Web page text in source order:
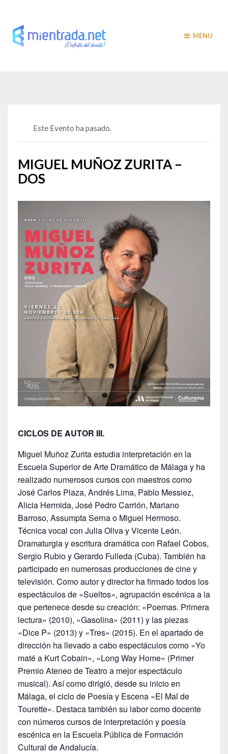
MENU
Este Evento ha pasado.
MIGUEL MUÑOZ ZURITA –
DOS
CICLOS DE AUTOR III.
Miguel Muñoz Zurita estudia interpretación en la
Escuela Superior de Arte Dramático de Málaga y ha
realizado numerosos cursos con maestros como
José Carlos Plaza, Andrés Lima, Pablo Messiez,
Alicia Hermida, José Pedro Carrión, Mariano
Barroso, Assumpta Serna o Miguel Hermoso.
Técnica vocal con Julia Oliva y Vicente León.
Dramaturgia y escritura dramática con Rafael Cobos,
Sergio Rubio y Gerardo Fulleda (Cuba). También ha
participado en numerosas producciones de cine y
televisión. Como autor y director ha firmado todos los
espectáculos de «Sueltos», agrupación escénica a la
que pertenece desde su creación: «Poemas. Primera
lectura» (2010), «Gasolina» (2011) y las piezas
«Dice P» (2013) y «Tres» (2015). En el apartado de
dirección ha llevado a cabo espectáculos como «Yo
maté a Kurt Cobain», «Long Way Home» (Primer
Premio Ateneo de Teatro a mejor espectáculo
musical). Así como dirigió, desde su inicio en
Málaga, el ciclo de Poesía y Escena «El Mal de
Tourette». Destaca también su labor como docente
con números cursos de interpretación y poesía
escénica en la Escuela Pública de Formación
Cultural de Andalucía.